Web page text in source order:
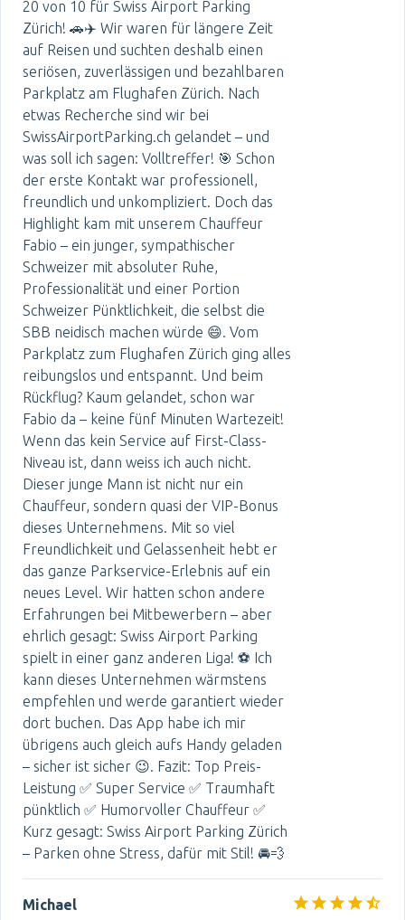
20 von 10 für Swiss Airport Parking
Zürich! 🚗✈️ Wir waren für längere Zeit
auf Reisen und suchten deshalb einen
seriösen, zuverlässigen und bezahlbaren
Parkplatz am Flughafen Zürich. Nach
etwas Recherche sind wir bei
SwissAirportParking.ch gelandet – und
was soll ich sagen: Volltreffer! 🎯 Schon
der erste Kontakt war professionell,
freundlich und unkompliziert. Doch das
Highlight kam mit unserem Chauffeur
Fabio – ein junger, sympathischer
Schweizer mit absoluter Ruhe,
Professionalität und einer Portion
Schweizer Pünktlichkeit, die selbst die
SBB neidisch machen würde 😄. Vom
Parkplatz zum Flughafen Zürich ging alles
reibungslos und entspannt. Und beim
Rückflug? Kaum gelandet, schon war
Fabio da – keine fünf Minuten Wartezeit!
Wenn das kein Service auf First-Class-
Niveau ist, dann weiss ich auch nicht.
Dieser junge Mann ist nicht nur ein
Chauffeur, sondern quasi der VIP-Bonus
dieses Unternehmens. Mit so viel
Freundlichkeit und Gelassenheit hebt er
das ganze Parkservice-Erlebnis auf ein
neues Level. Wir hatten schon andere
Erfahrungen bei Mitbewerbern – aber
ehrlich gesagt: Swiss Airport Parking
spielt in einer ganz anderen Liga! ⚽️ Ich
kann dieses Unternehmen wärmstens
empfehlen und werde garantiert wieder
dort buchen. Das App habe ich mir
übrigens auch gleich aufs Handy geladen
– sicher ist sicher 😉. Fazit: Top Preis-
Leistung ✅ Super Service ✅ Traumhaft
pünktlich ✅ Humorvoller Chauffeur ✅
Kurz gesagt: Swiss Airport Parking Zürich
– Parken ohne Stress, dafür mit Stil! 🚘💨
Michael